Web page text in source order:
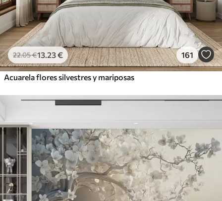
22.05€13 .23€ 161
Acuarela flores silvestres y mariposas